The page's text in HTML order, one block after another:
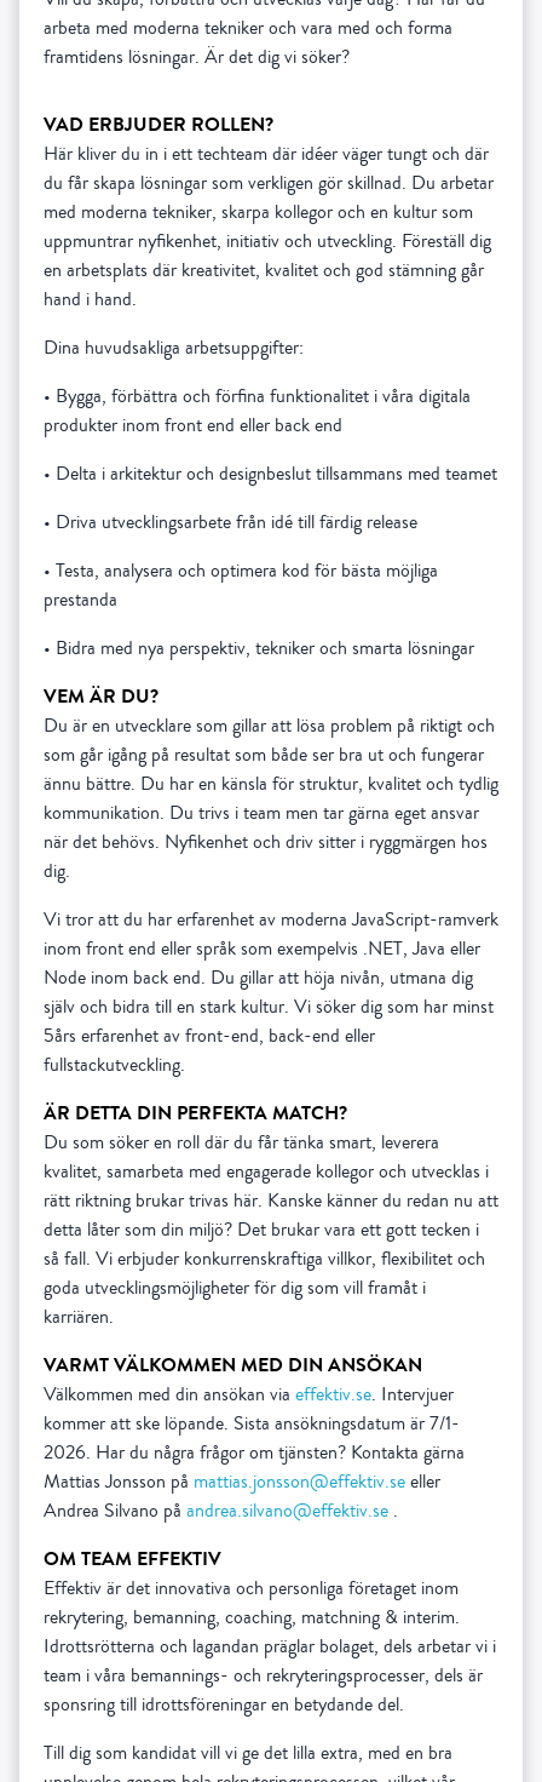
arbeta med moderna tekniker och vara med och forma
framtidens lösningar. Är det dig vi söker?
VAD ERBJUDER ROLLEN?
Här kliver du in i ett techteam där idéer väger tungt och där
du får skapa lösningar som verkligen gör skillnad. Du arbetar
med moderna tekniker, skarpa kollegor och en kultur som
uppmuntrar nyfikenhet, initiativ och utveckling. Föreställ dig
en arbetsplats där kreativitet, kvalitet och god stämning går
hand i hand.
Dina huvudsakliga arbetsuppgifter:
• Bygga, förbättra och förfina funktionalitet i våra digitala
produkter inom front end eller back end
• Delta i arkitektur och designbeslut tillsammans med teamet
• Driva utvecklingsarbete från idé till färdig release
• Testa, analysera och optimera kod för bästa möjliga
prestanda
• Bidra med nya perspektiv, tekniker och smarta lösningar
VEM ÄR DU?
Du är en utvecklare som gillar att lösa problem på riktigt och
som går igång på resultat som både ser bra ut och fungerar
ännu bättre. Du har en känsla för struktur, kvalitet och tydlig
kommunikation. Du trivs i team men tar gärna eget ansvar
när det behövs. Nyfikenhet och driv sitter i ryggmärgen hos
dig.
Vi tror att du har erfarenhet av moderna JavaScript-ramverk
inom front end eller språk som exempelvis .NET, Java eller
Node inom back end. Du gillar att höja nivån, utmana dig
själv och bidra till en stark kultur. Vi söker dig som har minst
5års erfarenhet av front-end, back-end eller
fullstackutveckling.
ÄR DETTA DIN PERFEKTA MATCH?
Du som söker en roll där du får tänka smart, leverera
kvalitet, samarbeta med engagerade kollegor och utvecklas i
rätt riktning brukar trivas här. Kanske känner du redan nu att
detta låter som din miljö? Det brukar vara ett gott tecken i
så fall. Vi erbjuder konkurrenskraftiga villkor, flexibilitet och
goda utvecklingsmöjligheter för dig som vill framåt i
karriären.
VARMT VÄLKOMMEN MED DIN ANSÖKAN
Välkommen med din ansökan via effektiv.se. Intervjuer
kommer att ske löpande. Sista ansökningsdatum är 7/1-
2026. Har du några frågor om tjänsten? Kontakta gärna
Mattias Jonsson på mattias.jonsson@effektiv.seeller
Andrea Silvano på andrea.silvano@effektiv.se .
OM TEAM EFFEKTIV
Effektiv är det innovativa och personliga företaget inom
rekrytering, bemanning, coaching, matchning & interim.
Idrottsrötterna och lagandan präglar bolaget, dels arbetar vi i
team i våra bemannings- och rekryteringsprocesser, dels är
sponsring till idrottsföreningar en betydande del.
Till dig som kandidat vill vi ge det lilla extra, med en bra